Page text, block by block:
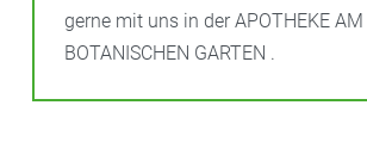
gerne mit uns in der APOTHEKE AM
BOTANISCHEN GARTEN .